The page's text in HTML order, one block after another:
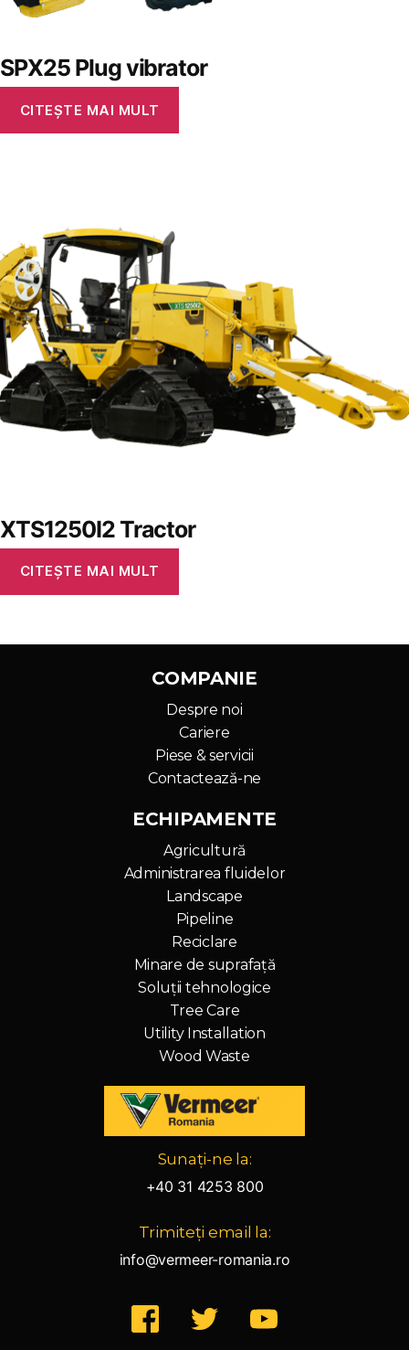
SPX25 Plug vibrator
CITEȘTE MAI MULT
XTS1250I2 Tractor
CITEȘTE MAI MULT
COMPANIE
Despre noi
Cariere
Piese & servicii
Contactează-ne
ECHIPAMENTE
Agricultură
Administrarea fluidelor
Landscape
Pipeline
Reciclare
Minare de suprafață
Soluții tehnologice
Tree Care
Utility Installation
Wood Waste
Corporation
-
Romania
Sunați-ne la:
+40 31 4253 800
Trimiteți email la:
info@vermeer-romania.ro